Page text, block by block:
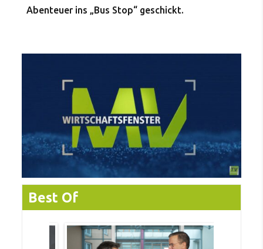
Abenteuer ins „Bus Stop“ geschickt.
Best Of